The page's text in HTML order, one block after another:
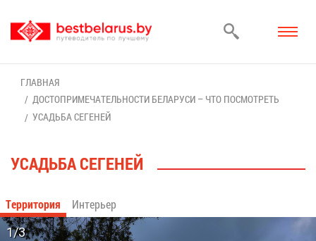
ГЛАВ­НАЯ
ДО­СТО­ПРИ­МЕ­ЧА­ТЕЛЬ­НО­СТИ БЕ­ЛА­РУ­СИ – ЧТО ПО­СМОТ­РЕТЬ
УСАДЬ­БА СЕ­ГЕ­НЕЙ
УСАДЬ­БА СЕ­ГЕ­НЕЙ
Тер­ри­то­рия Ин­те­рьер
1/3